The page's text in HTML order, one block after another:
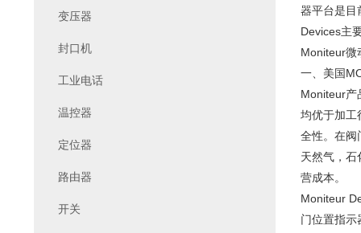
器平台是目
Devices主
Moniteur微
一、美国
Moniteur产
均优于加工
全性。在阀
天然气，石
营成本。
Moniteur
门位置指示
变压器
封口机
工业电话
温控器
定位器
路由器
开关